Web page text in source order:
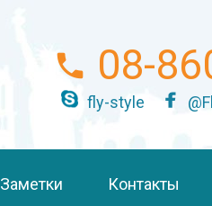
08-
fly-style
Заметки Контакты